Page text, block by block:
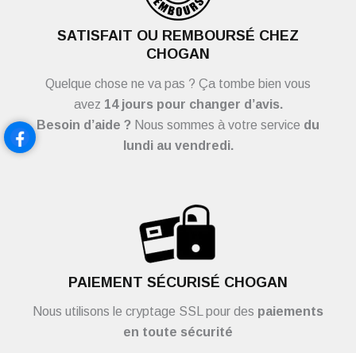
SATISFAIT OU REMBOURSÉ CHEZ
CHOGAN
Quelque chose ne va pas ? Ça tombe bien vous
avez 14 jours pour changer d’avis.
Besoin d’aide ? Nous sommes à votre service du
lundi au vendredi.
PAIEMENT SÉCURISÉ CHOGAN
Nous utilisons le cryptage SSL pour des paiements
en toute sécurité